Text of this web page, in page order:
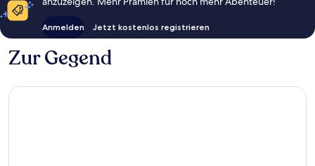
Anmelden Jetzt kostenlos registrieren
Zur Gegend